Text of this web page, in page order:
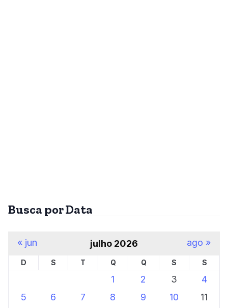
Busca por Data
julho 2026
D S T Q Q S S
1 2 3
4
5
6 7 8 9 10 11
« jun ago »